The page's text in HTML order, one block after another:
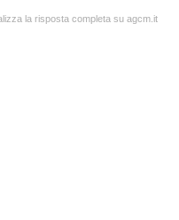
la risposta completa su agcm.it